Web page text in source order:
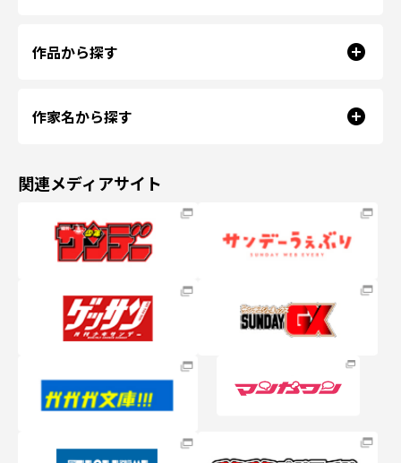
作品から探す
作家名から探す
関連メディアサイト